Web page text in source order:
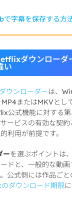
字幕を保存する方
ダウンローダ
い
ウンローダーは、
またはMKVとし
公式機能に対する
ービスの有効な契約
利用が前提です。
ーを選ぶポイントは
ドと、一般的な動
公式側には作品ごと
ダウンロード期限